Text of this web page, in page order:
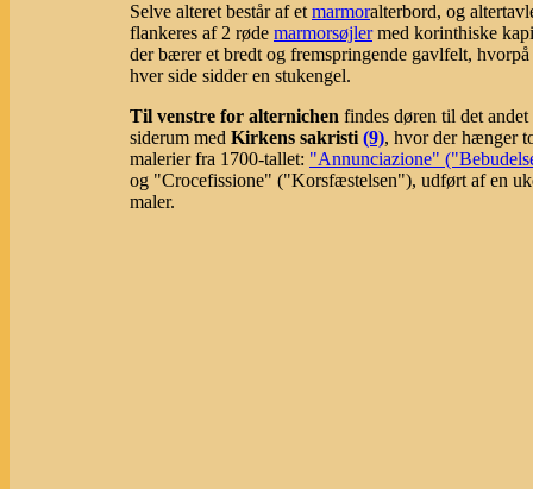
Selve alteret består af et marmoralterbord, og
flankeres af 2 røde marmorsøjlermed korinthiske
der bærer et bredt og fremspringende gavlfelt,
hver side sidder en stukengel.
Til venstre for alternichen findes døren til det andet
siderum med Kirkens sakristi (9), hvor der hænger
malerier fra 1700-tallet: "Annunciazione"
og "Crocefissione" ("Korsfæstelsen"), udført af en
maler.